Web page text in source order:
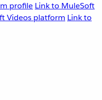
profile Link to MuleSoft
Videos platform Link to